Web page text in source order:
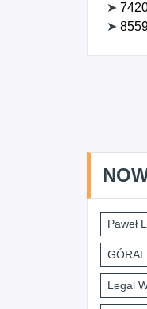
➤
➤
Paweł
Legal